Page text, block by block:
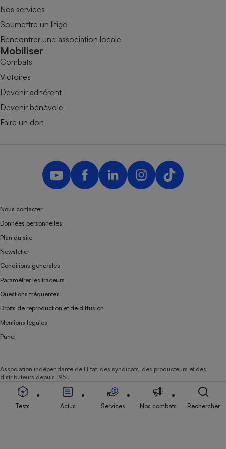
Nos services
Soumettre un litige
Rencontrer une association locale
Mobiliser
Combats
Victoires
Devenir adhérent
Devenir bénévole
Faire un don
Nous contacter
Données personnelles
Plan du site
Newsletter
Conditions générales
Paramétrer les traceurs
Questions fréquentes
Droits de reproduction et de diffusion
Mentions légales
Panel
Association indépendante de l’État, des syndicats, des producteurs et des
distributeurs depuis 1951.
Tests Actus Services Nos combats Rechercher